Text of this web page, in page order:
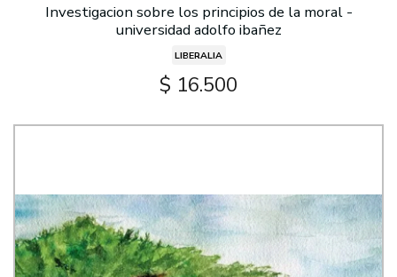
Investigacion sobre los principios de la moral -
universidad adolfo ibañez
LIBERALIA
$ 16.500